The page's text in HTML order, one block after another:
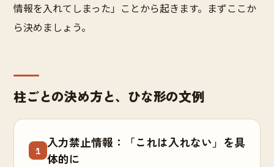
情報を入れてしまった」ことから起きます。まずここか
ら決めましょう。
柱ごとの決め方と、ひな形の文例
1
入力禁止情報：「これは入れない」を具
体的に